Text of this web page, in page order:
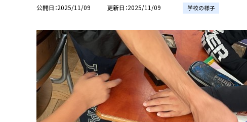
公開日 2025/11/09 更新日 2025/11/09 学校の様子